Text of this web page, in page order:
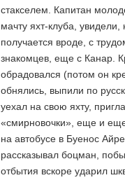
стакселем. Капитан
мачту яхт-клуба,
получается вроде, с
знакомцев, еще с Канар.
обрадовался (потом он
обнялись, выпили по
уехал на свою яхту,
«смирновочки», еще и
на автобусе в Буенос
рассказывал боцман,
отбытия вскоре ударил